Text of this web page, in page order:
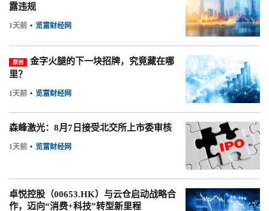
露违规
1天前 • 览富财经网
原创
金字火腿的下一块招牌，究竟藏在哪
里？
1天前 • 览富财经网
森峰激光：8月7日接受北交所上市委审核
1天前 • 览富财经网
卓悦控股（00653.HK）与云仓启动战略合
作，迈向“消费+科技”转型新里程